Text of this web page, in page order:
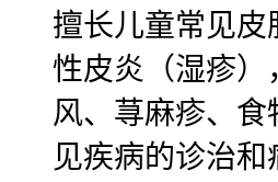
擅长儿童常见
性皮炎（湿疹）
风、荨麻疹、
见疾病的诊治